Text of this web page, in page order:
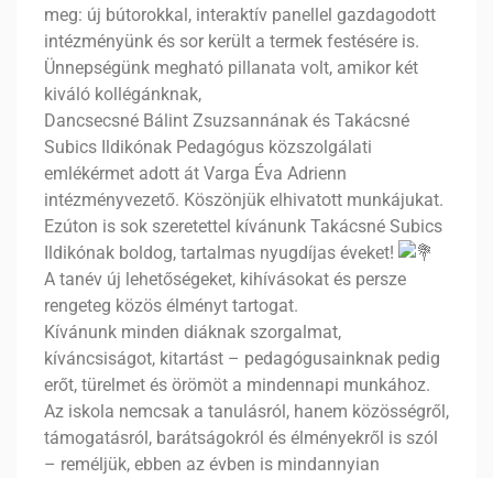
meg: új bútorokkal, interaktív panellel gazdagodott
intézményünk és sor került a termek festésére is.
Ünnepségünk megható pillanata volt, amikor két
kiváló kollégánknak,
Dancsecsné Bálint Zsuzsannának és Takácsné
Subics Ildikónak Pedagógus közszolgálati
emlékérmet adott át Varga Éva Adrienn
intézményvezető. Köszönjük elhivatott munkájukat.
Ezúton is sok szeretettel kívánunk Takácsné Subics
Ildikónak boldog, tartalmas nyugdíjas éveket!
A tanév új lehetőségeket, kihívásokat és persze
rengeteg közös élményt tartogat.
Kívánunk minden diáknak szorgalmat,
kíváncsiságot, kitartást – pedagógusainknak pedig
erőt, türelmet és örömöt a mindennapi munkához.
Az iskola nemcsak a tanulásról, hanem közösségről,
támogatásról, barátságokról és élményekről is szól
– reméljük, ebben az évben is mindannyian